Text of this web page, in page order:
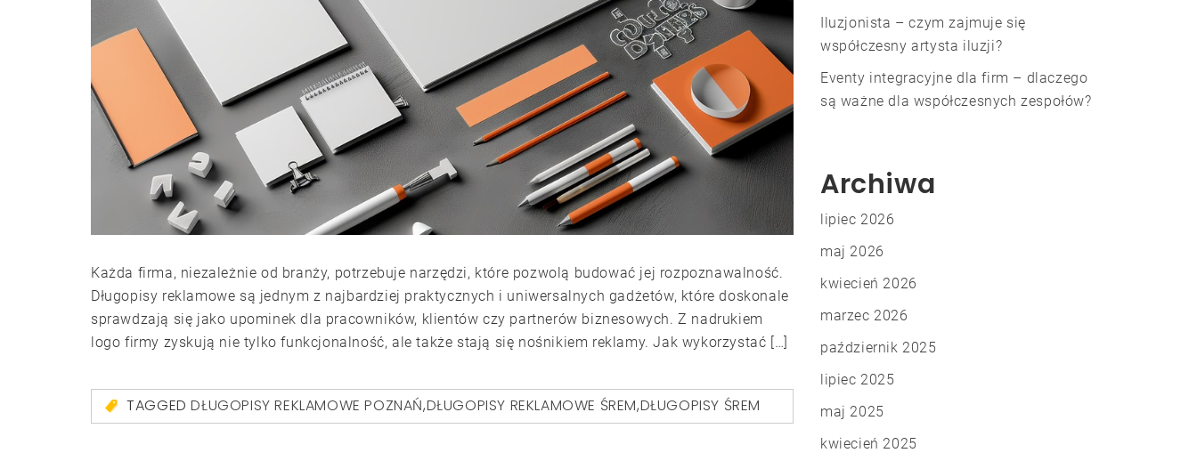
Każda firma, niezależnie od branży, potrzebuje narzędzi, które pozwolą budować jej rozpoznawalność.
Długopisy reklamowe są jednym z najbardziej praktycznych i uniwersalnych gadżetów, które doskonale
sprawdzają się jako upominek dla pracowników, klientów czy partnerów biznesowych. Z nadrukiem
logo firmy zyskują nie tylko funkcjonalność, ale także stają się nośnikiem reklamy. Jak wykorzystać […]
TAGGEDDŁUGOPISY REKLAMOWE POZNAŃ,DŁUGOPISY REKLAMOWE ŚREM,DŁUGOPISY ŚREM
Iluzjonista – czym zajmuje się
współczesny artysta iluzji?
Eventy integracyjne dla firm – dlaczego
są ważne dla współczesnych zespołów?
Archiwa
lipiec 2026
maj 2026
kwiecień 2026
marzec 2026
październik 2025
lipiec 2025
maj 2025
kwiecień 2025